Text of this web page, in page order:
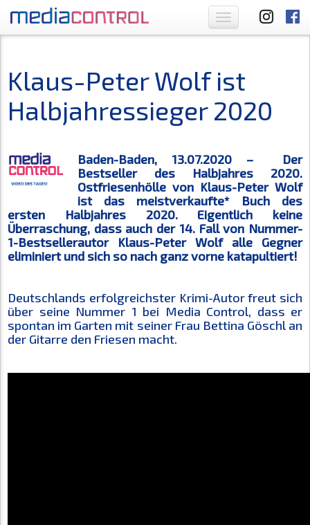
Toggle
navigation
Klaus-Peter Wolf ist
Halbjahressieger 2020
Baden-Baden, 13.07.2020 – Der
Bestseller des Halbjahres 2020.
Ostfriesenhölle von Klaus-Peter Wolf
ist das meistverkaufte* Buch des
ersten Halbjahres 2020. Eigentlich keine
Überraschung, dass auch der 14. Fall von Nummer-
1-Bestsellerautor Klaus-Peter Wolf alle Gegner
eliminiert und sich so nach ganz vorne katapultiert!
Deutschlands erfolgreichster Krimi-Autor freut sich
über seine Nummer 1 bei Media Control, dass er
spontan im Garten mit seiner Frau Bettina Göschl an
der Gitarre den Friesen macht.